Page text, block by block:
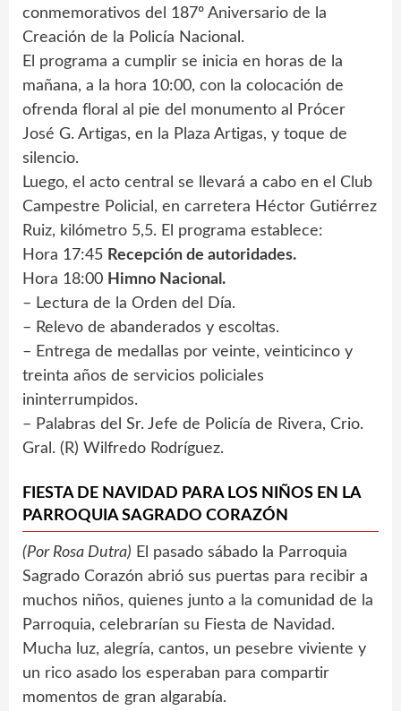
conmemorativos del 187º Aniversario de la
Creación de la Policía Nacional.
El programa a cumplir se inicia en horas de la
mañana, a la hora 10:00, con la colocación de
ofrenda floral al pie del monumento al Prócer
José G. Artigas, en la Plaza Artigas, y toque de
silencio.
Luego, el acto central se llevará a cabo en el Club
Campestre Policial, en carretera Héctor Gutiérrez
Ruiz, kilómetro 5,5. El programa establece:
Hora 17:45 Recepción de autoridades.
Hora 18:00 Himno Nacional.
– Lectura de la Orden del Día.
– Relevo de abanderados y escoltas.
– Entrega de medallas por veinte, veinticinco y
treinta años de servicios policiales
ininterrumpidos.
– Palabras del Sr. Jefe de Policía de Rivera, Crio.
Gral. (R) Wilfredo Rodríguez.
FIESTA DE NAVIDAD PARA LOS NIÑOS EN LA
PARROQUIA SAGRADO CORAZÓN
(Por Rosa Dutra) El pasado sábado la Parroquia
Sagrado Corazón abrió sus puertas para recibir a
muchos niños, quienes junto a la comunidad de la
Parroquia, celebrarían su Fiesta de Navidad.
Mucha luz, alegría, cantos, un pesebre viviente y
un rico asado los esperaban para compartir
momentos de gran algarabía.